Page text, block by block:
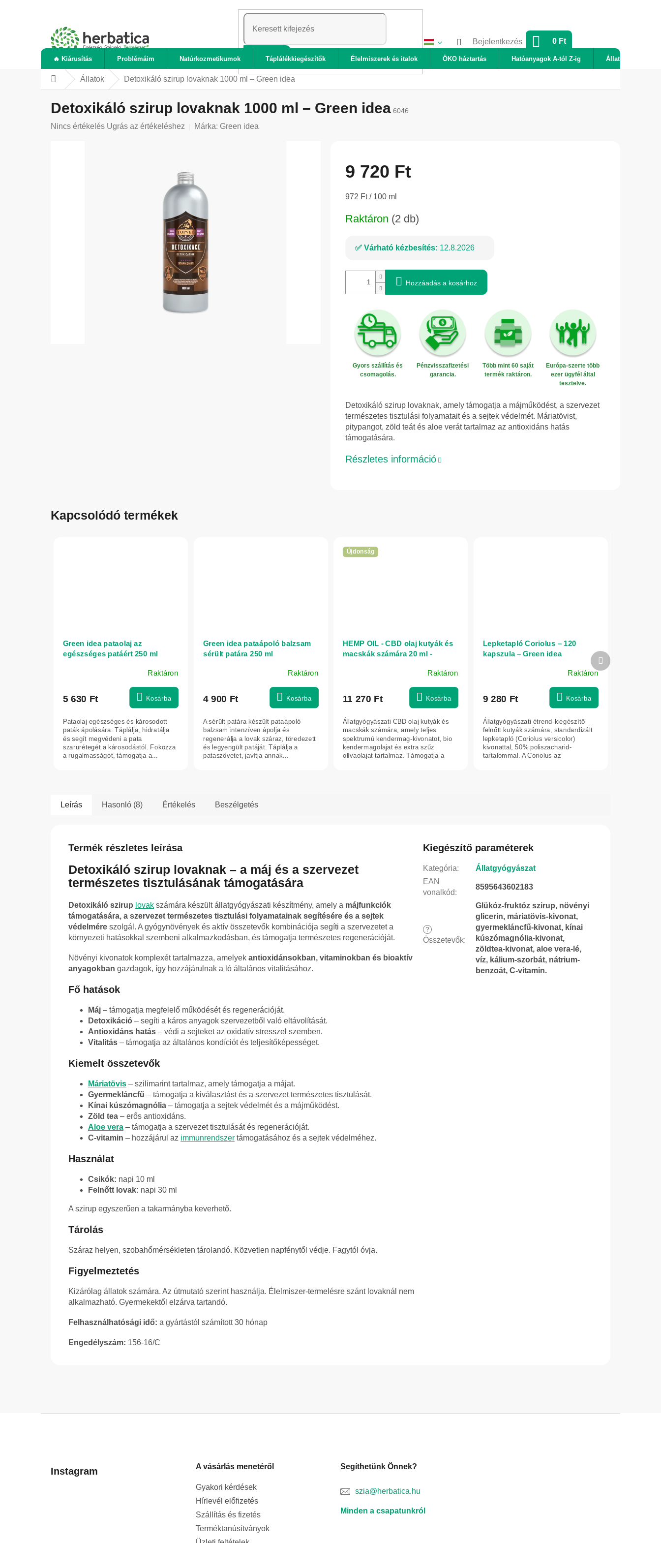
KERESÉS
Bejelentkezés KOSÁR
0 Ft
🔥 Kiárusítás Problémáim Natúrkozmetikumok Táplálékkiegészítők Élelmiszerek és italok ÖKO háztartás Hatóanyagok A-tól Z-ig Állatok
Kezdőlap
Állatok Detoxikáló szirup lovaknak 1000 ml – Green idea
Detoxikáló szirup lovaknak 1000 ml – Green idea 6046
A
Nincs értékelés Ugrás az értékeléshez Márka: Green idea
9 720 Ft
Egységár:
972 Ft / 100 ml
Raktáron (2 db)
Várható kézbesítés: 12.8.2026
Hozzáadás a kosárhoz
Gyors szállítás és
csomagolás.
Pénzvisszafizetési
garancia.
Több mint 60 saját
termék raktáron.
Európa-szerte több
ezer ügyfél által
tesztelve.
Detoxikáló szirup lovaknak, amely támogatja a májműködést, a szervezet
természetes tisztulási folyamatait és a sejtek védelmét. Máriatövist,
pitypangot, zöld teát és aloe verát tartalmaz az antioxidáns hatás
támogatására.
Részletes információ
Kapcsolódó termékek
Green idea pataolaj az
egészséges patáért 250 ml
Raktáron
5 630 Ft Kosárba
Pataolaj egészséges és károsodott
paták ápolására. Táplálja, hidratálja
és segít megvédeni a pata
szarurétegét a károsodástól. Fokozza
a rugalmasságot, támogatja a...
Green idea pataápoló balzsam
sérült patára 250 ml
Raktáron
4 900 Ft Kosárba
A sérült patára készült pataápoló
balzsam intenzíven ápolja és
regenerálja a lovak száraz, töredezett
és legyengült patáját. Táplálja a
pataszövetet, javítja annak...
Újdonság
HEMP OIL - CBD olaj kutyák és
macskák számára 20 ml -
Raktáron
11 270 Ft Kosárba
Állatgyógyászati CBD olaj kutyák és
macskák számára, amely teljes
spektrumú kendermag-kivonatot, bio
kendermagolajat és extra szűz
olívaolajat tartalmaz. Támogatja a
Lepketapló Coriolus – 120
kapszula – Green idea
Raktáron
9 280 Ft Kosárba
Állatgyógyászati étrend-kiegészítő
felnőtt kutyák számára, standardizált
lepketapló (Coriolus versicolor)
kivonattal, 50% poliszacharid-
tartalommal. A Coriolus az
Következő
termék
Leírás Hasonló (8) Értékelés Beszélgetés
Termék részletes leírása
Detoxikáló szirup lovaknak – a máj és a szervezet
természetes tisztulásának támogatására
Detoxikáló szirup lovak számára készült állatgyógyászati készítmény, amely a májfunkciók
támogatására, a szervezet természetes tisztulási folyamatainak segítésére és a sejtek
védelmére szolgál. A gyógynövények és aktív összetevők kombinációja segíti a szervezetet a
környezeti hatásokkal szembeni alkalmazkodásban, és támogatja természetes regenerációját.
Növényi kivonatok komplexét tartalmazza, amelyek antioxidánsokban, vitaminokban és bioaktív
anyagokban gazdagok, így hozzájárulnak a ló általános vitalitásához.
Fő hatások
Máj – támogatja megfelelő működését és regenerációját.
Detoxikáció – segíti a káros anyagok szervezetből való eltávolítását.
Antioxidáns hatás – védi a sejteket az oxidatív stresszel szemben.
Vitalitás – támogatja az általános kondíciót és teljesítőképességet.
Kiemelt összetevők
Máriatövis – szilimarint tartalmaz, amely támogatja a májat.
Gyermekláncfű – támogatja a kiválasztást és a szervezet természetes tisztulását.
Kínai kúszómagnólia – támogatja a sejtek védelmét és a májműködést.
Zöld tea – erős antioxidáns.
Aloe vera – támogatja a szervezet tisztulását és regenerációját.
C-vitamin – hozzájárul az immunrendszer támogatásához és a sejtek védelméhez.
Használat
Csikók: napi 10 ml
Felnőtt lovak: napi 30 ml
A szirup egyszerűen a takarmányba keverhető.
Tárolás
Száraz helyen, szobahőmérsékleten tárolandó. Közvetlen napfénytől védje. Fagytól óvja.
Figyelmeztetés
Kizárólag állatok számára. Az útmutató szerint használja. Élelmiszer-termelésre szánt lovaknál nem
alkalmazható. Gyermekektől elzárva tartandó.
Felhasználhatósági idő: a gyártástól számított 30 hónap
Engedélyszám: 156-16/C
Kiegészítő paraméterek
Kategória:
Állatgyógyászat
EAN
vonalkód:
8595643602183
?
Összetevők:
Glükóz-fruktóz szirup, növényi
glicerin, máriatövis-kivonat,
gyermekláncfű-kivonat, kínai
kúszómagnólia-kivonat,
zöldtea-kivonat, aloe vera-lé,
víz, kálium-szorbát, nátrium-
benzoát, C-vitamin.
Instagram A vásárlás menetéről
Gyakori kérdések
Hírlevél előfizetés
Szállítás és fizetés
Terméktanúsítványok
Segíthetünk Önnek?
szia@herbatica.hu
Minden a csapatunkról